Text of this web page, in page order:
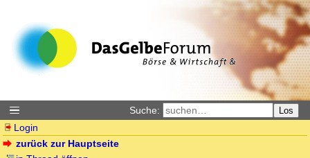
Suche: Los
Login
zurück zur Hauptseite